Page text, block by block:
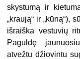
skystumą ir
„kraują“ ir „kūną“),
išraiška vestuvių
Paguldę
atvežtu džiovintu